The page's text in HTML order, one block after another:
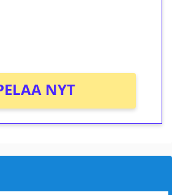
NYT